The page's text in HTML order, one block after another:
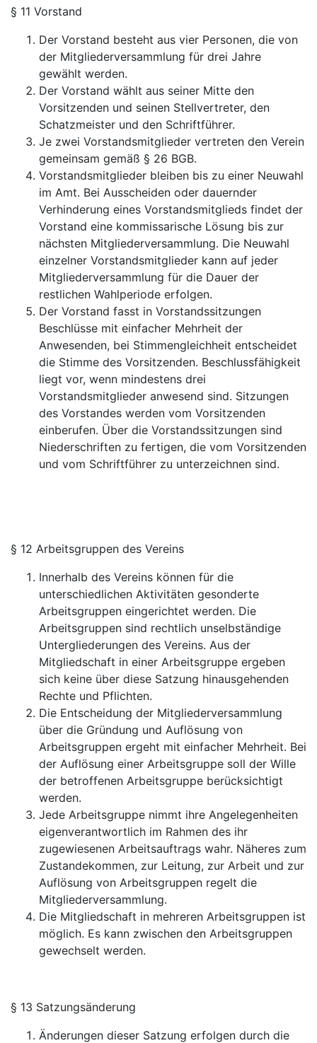
§ 11 Vorstand
Der Vorstand besteht aus vier Personen, die von
der Mitgliederversammlung für drei Jahre
gewählt werden.
Der Vorstand wählt aus seiner Mitte den
Vorsitzenden und seinen Stellvertreter, den
Schatzmeister und den Schriftführer.
Je zwei Vorstandsmitglieder vertreten den Verein
gemeinsam gemäß § 26 BGB.
Vorstandsmitglieder bleiben bis zu einer Neuwahl
im Amt. Bei Ausscheiden oder dauernder
Verhinderung eines Vorstandsmitglieds findet der
Vorstand eine kommissarische Lösung bis zur
nächsten Mitgliederversammlung. Die Neuwahl
einzelner Vorstandsmitglieder kann auf jeder
Mitgliederversammlung für die Dauer der
restlichen Wahlperiode erfolgen.
Der Vorstand fasst in Vorstandssitzungen
Beschlüsse mit einfacher Mehrheit der
Anwesenden, bei Stimmengleichheit entscheidet
die Stimme des Vorsitzenden. Beschlussfähigkeit
liegt vor, wenn mindestens drei
Vorstandsmitglieder anwesend sind. Sitzungen
des Vorstandes werden vom Vorsitzenden
einberufen. Über die Vorstandssitzungen sind
Niederschriften zu fertigen, die vom Vorsitzenden
und vom Schriftführer zu unterzeichnen sind.
§ 12 Arbeitsgruppen des Vereins
Innerhalb des Vereins können für die
unterschiedlichen Aktivitäten gesonderte
Arbeitsgruppen eingerichtet werden. Die
Arbeitsgruppen sind rechtlich unselbständige
Untergliederungen des Vereins. Aus der
Mitgliedschaft in einer Arbeitsgruppe ergeben
sich keine über diese Satzung hinausgehenden
Rechte und Pflichten.
Die Entscheidung der Mitgliederversammlung
über die Gründung und Auflösung von
Arbeitsgruppen ergeht mit einfacher Mehrheit. Bei
der Auflösung einer Arbeitsgruppe soll der Wille
der betroffenen Arbeitsgruppe berücksichtigt
werden.
Jede Arbeitsgruppe nimmt ihre Angelegenheiten
eigenverantwortlich im Rahmen des ihr
zugewiesenen Arbeitsauftrags wahr. Näheres zum
Zustandekommen, zur Leitung, zur Arbeit und zur
Auflösung von Arbeitsgruppen regelt die
Mitgliederversammlung.
Die Mitgliedschaft in mehreren Arbeitsgruppen ist
möglich. Es kann zwischen den Arbeitsgruppen
gewechselt werden.
§ 13 Satzungsänderung
Änderungen dieser Satzung erfolgen durch die